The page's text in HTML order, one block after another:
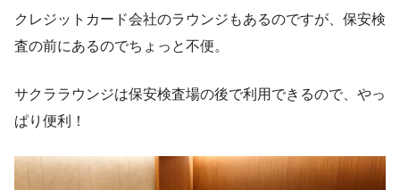
クレジットカード会社のラウンジもあるのですが、保安検
査の前にあるのでちょっと不便。
サクララウンジは保安検査場の後で利用できるので、やっ
ぱり便利！